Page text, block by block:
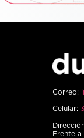
Correo:
Celular:
Frente